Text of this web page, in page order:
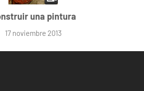
una pintura
17 noviembre 2013